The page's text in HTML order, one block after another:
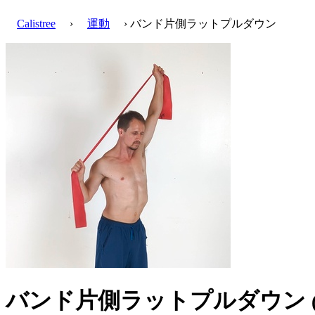
Calistree › 運動 › バンド片側ラットプルダウン
バンド片側ラットプルダウン